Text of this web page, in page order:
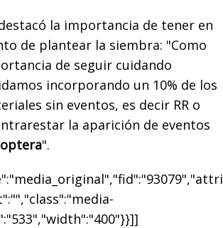
la importancia de tener en
de plantear la siembra: "Como
de seguir cuidando
incorporando un 10% de los
sin eventos, es decir RR o
la aparición de eventos
".